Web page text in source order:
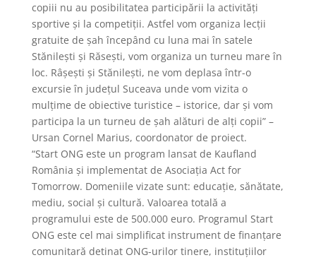
copiii nu au posibilitatea participării la activități
sportive și la competiții. Astfel vom organiza lecții
gratuite de șah începând cu luna mai în satele
Stănilești și Răsești, vom organiza un turneu mare în
loc. Râșești și Stănilești, ne vom deplasa într-o
excursie în județul Suceava unde vom vizita o
mulțime de obiective turistice – istorice, dar și vom
participa la un turneu de șah alături de alți copii” –
Ursan Cornel Marius, coordonator de proiect.
“Start ONG este un program lansat de Kaufland
România și implementat de Asociația Act for
Tomorrow. Domeniile vizate sunt: educație, sănătate,
mediu, social și cultură. Valoarea totală a
programului este de 500.000 euro. Programul Start
ONG este cel mai simplificat instrument de finanțare
comunitară detinat ONG-urilor tinere, instituțiilor